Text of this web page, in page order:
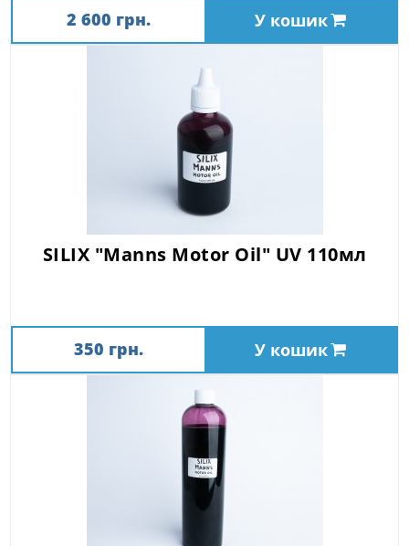
2 600 грн. У кошик
SILIX "Manns Motor Oil" UV 110мл
350 грн. У кошик